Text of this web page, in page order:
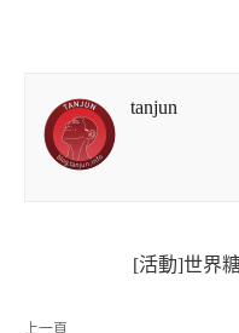
tanjun
[活動]世界
上一頁